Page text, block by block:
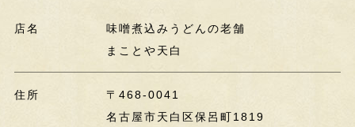
店名
味噌煮込みうどんの老舗
まことや天白
住所
〒468-0041
名古屋市天白区保呂町1819